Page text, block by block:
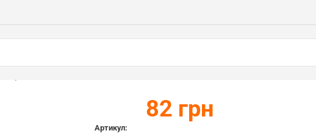
Артикул:
82 грн